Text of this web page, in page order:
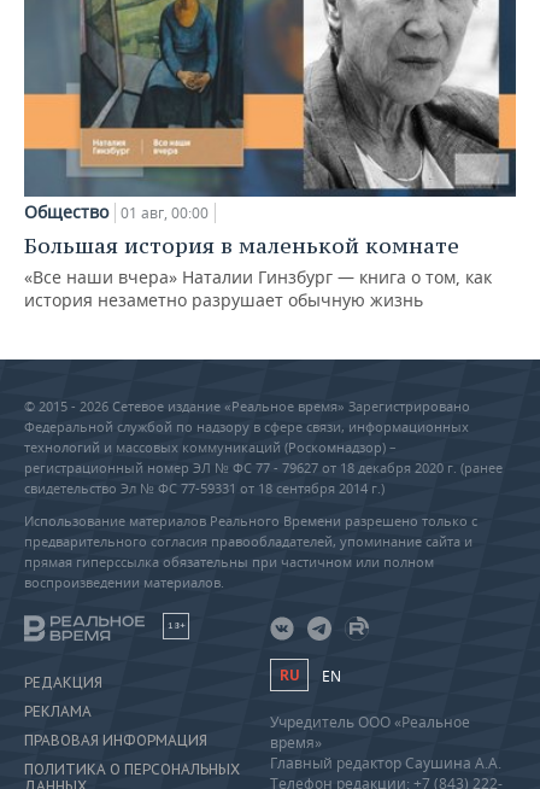
Общество 01 авг, 00:00
Большая история в маленькой комнате
«Все наши вчера» Наталии Гинзбург — книга о том, как
история незаметно разрушает обычную жизнь
© 2015 - 2026 Сетевое издание «Реальное время» Зарегистрировано
Федеральной службой по надзору в сфере связи, информационных
технологий и массовых коммуникаций (Роскомнадзор) –
регистрационный номер ЭЛ № ФС 77 - 79627 от 18 декабря 2020 г. (ранее
свидетельство Эл № ФС 77-59331 от 18 сентября 2014 г.)
Использование материалов Реального Времени разрешено только с
предварительного согласия правообладателей, упоминание сайта и
прямая гиперссылка обязательны при частичном или полном
воспроизведении материалов.
18+
РЕДАКЦИЯ
РЕКЛАМА
ПРАВОВАЯ ИНФОРМАЦИЯ
ПОЛИТИКА О ПЕРСОНАЛЬНЫХ
RU EN
Учредитель ООО «Реальное
время»
Главный редактор Саушина А.А.
Телефон редакции: +7 (843) 222-